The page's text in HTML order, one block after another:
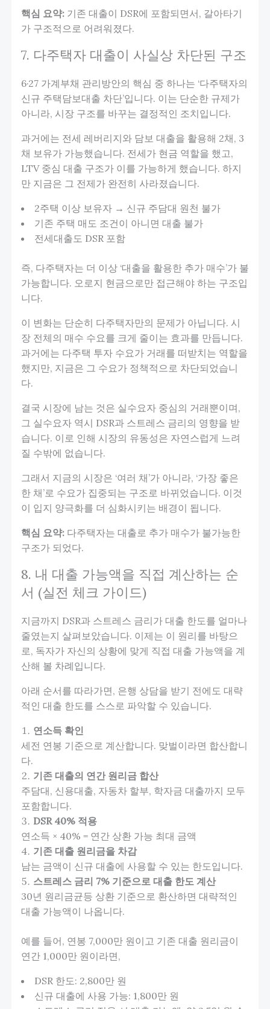
핵심 요약:기존 대출이 DSR에 포함되면서, 갈아타기
가 구조적으로 어려워졌다.
7. 다주택자 대출이 사실상 차단된 구조
6·27 가계부채 관리방안의 핵심 중 하나는 ‘다주택자의
신규 주택담보대출 차단’입니다. 이는 단순한 규제가
아니라, 시장 구조를 바꾸는 결정적인 조치입니다.
과거에는 전세 레버리지와 담보 대출을 활용해 2채, 3
채 보유가 가능했습니다. 전세가 현금 역할을 했고,
LTV 중심 대출 구조가 이를 가능하게 했습니다. 하지
만 지금은 그 전제가 완전히 사라졌습니다.
2주택 이상 보유자 → 신규 주담대 원천 불가
기존 주택 매도 조건이 아니면 대출 불가
전세대출도 DSR 포함
즉, 다주택자는 더 이상 ‘대출을 활용한 추가 매수’가 불
가능합니다. 오로지 현금으로만 접근해야 하는 구조입
니다.
이 변화는 단순히 다주택자만의 문제가 아닙니다. 시
장 전체의 매수 수요를 크게 줄이는 효과를 만듭니다.
과거에는 다주택 투자 수요가 거래를 떠받치는 역할을
했지만, 지금은 그 수요가 정책적으로 차단되었습니
다.
결국 시장에 남는 것은 실수요자 중심의 거래뿐이며,
그 실수요자 역시 DSR과 스트레스 금리의 영향을 받
습니다. 이로 인해 시장의 유동성은 자연스럽게 느려
질 수밖에 없습니다.
그래서 지금의 시장은 ‘여러 채’가 아니라, ‘가장 좋은
한 채’로 수요가 집중되는 구조로 바뀌었습니다. 이것
이 입지 양극화를 더 심화시키는 배경이 됩니다.
핵심 요약:다주택자는 대출로 추가 매수가 불가능한
구조가 되었다.
8. 내 대출 가능액을 직접 계산하는 순
서 (실전 체크 가이드)
지금까지 DSR과 스트레스 금리가 대출 한도를 얼마나
줄였는지 살펴보았습니다. 이제는 이 원리를 바탕으
로, 독자가 자신의 상황에 맞게 직접 대출 가능액을 계
산해 볼 차례입니다.
아래 순서를 따라가면, 은행 상담을 받기 전에도 대략
적인 대출 한도를 스스로 파악할 수 있습니다.
연소득 확인
세전 연봉 기준으로 계산합니다. 맞벌이라면 합산합니
다.
기존 대출의 연간 원리금 합산
주담대, 신용대출, 자동차 할부, 학자금 대출까지 모두
포함합니다.
DSR 40% 적용
연소득 × 40% = 연간 상환 가능 최대 금액
기존 대출 원리금을 차감
남는 금액이 신규 대출에 사용할 수 있는 한도입니다.
스트레스 금리 7% 기준으로 대출 한도 계산
30년 원리금균등 상환 기준으로 환산하면 대략적인
대출 가능액이 나옵니다.
예를 들어, 연봉 7,000만 원이고 기존 대출 원리금이
연간 1,000만 원이라면,
DSR 한도: 2,800만 원
신규 대출에 사용 가능: 1,800만 원